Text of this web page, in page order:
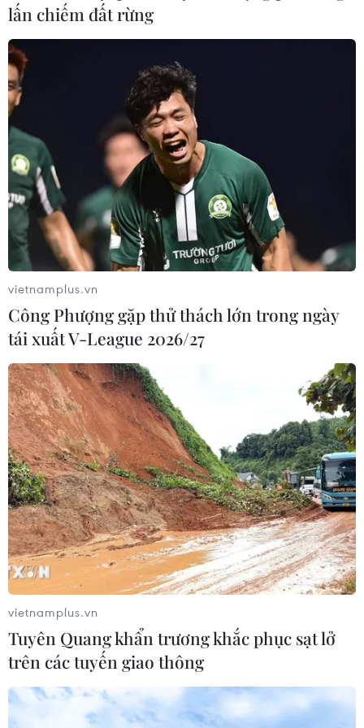
Liên hợp quốc tuyên bố không sơ tán nhân
viên khỏi Libya
11/08/2019 00:03
Trợ lý của Tổng thư ký cho biết “Liên hợp quốc không có
kế hoạch sơ tán nhân viên khỏi Libya. Trong tương lai, vị
trí của chúng tôi là ở bên cạnh người dân Libya."
lấn chiếm đất rừng
vietnamplus.vn
Công Phượng gặp thử thách lớn trong ngày
tái xuất V-League 2026/27
vietnamplus.vn
Tuyên Quang khẩn trương khắc phục sạt lở
trên các tuyến giao thông